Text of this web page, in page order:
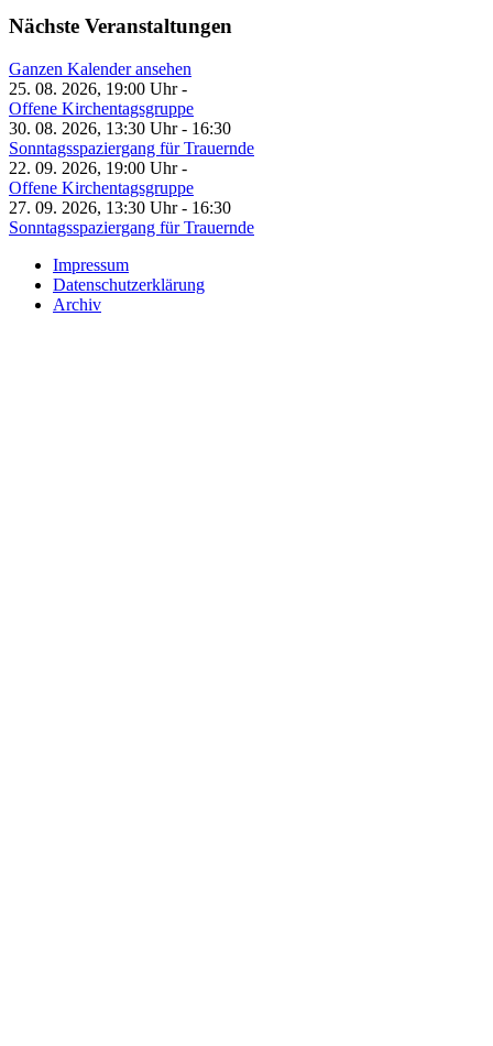
Nächste Veranstaltungen
Ganzen Kalender ansehen
25. 08. 2026, 19:00 Uhr -
Offene Kirchentagsgruppe
30. 08. 2026, 13:30 Uhr - 16:30
Sonntagsspaziergang für Trauernde
22. 09. 2026, 19:00 Uhr -
Offene Kirchentagsgruppe
27. 09. 2026, 13:30 Uhr - 16:30
Sonntagsspaziergang für Trauernde
Impressum
Datenschutzerklärung
Archiv